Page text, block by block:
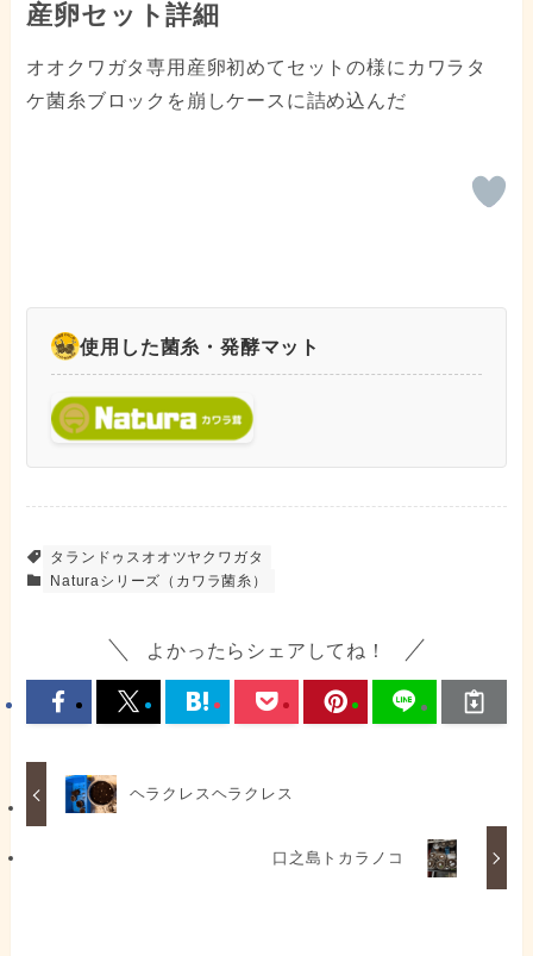
産卵セット詳細
オオクワガタ専用産卵初めてセットの様にカワラタ
ケ菌糸ブロックを崩しケースに詰め込んだ
使用した菌糸・発酵マット
タランドゥスオオツヤクワガタ
Naturaシリーズ（カワラ菌糸）
よかったらシェアしてね！
ヘラクレスヘラクレス
口之島トカラノコ